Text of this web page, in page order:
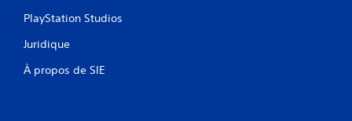
PlayStation Studios
Juridique
À propos de SIE